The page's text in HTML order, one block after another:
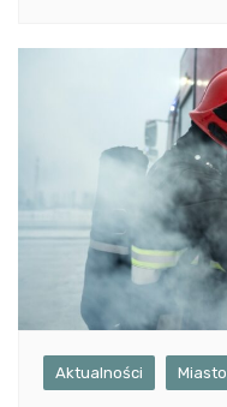
Aktualności Miasto